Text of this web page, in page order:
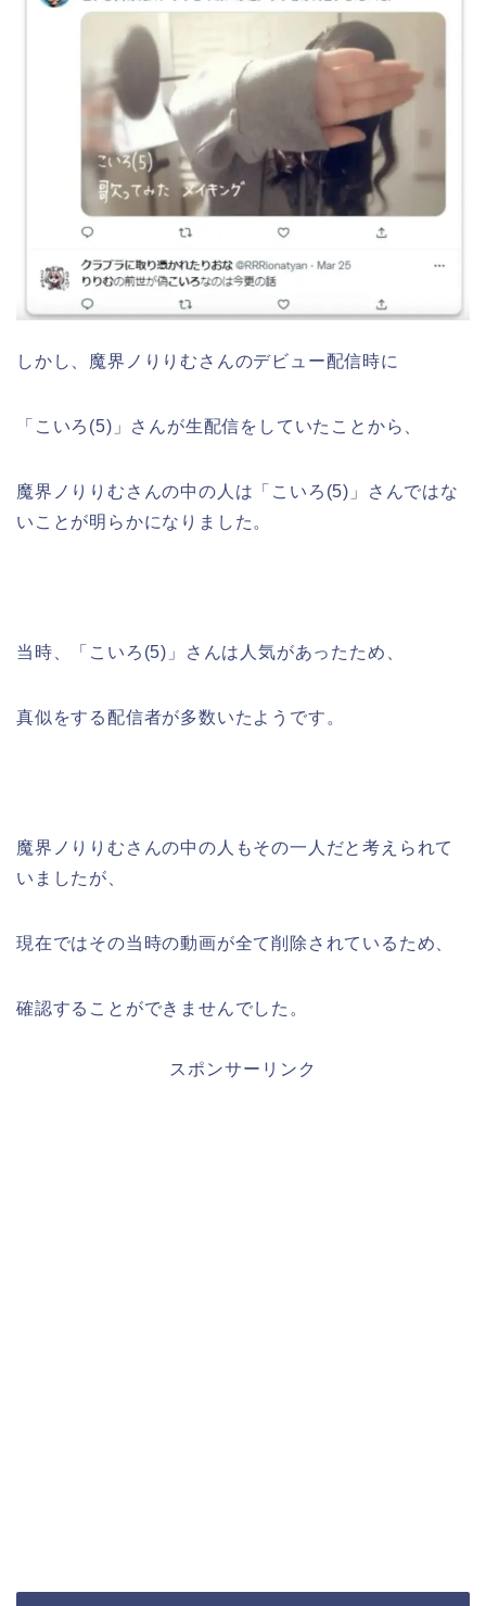
しかし、魔界ノりりむさんのデビュー配信時に
「こいろ(5)」さんが生配信をしていたことから、
魔界ノりりむさんの中の人は「こいろ(5)」さんではな
いことが明らかになりました。
当時、「こいろ(5)」さんは人気があったため、
真似をする配信者が多数いたようです。
魔界ノりりむさんの中の人もその一人だと考えられて
いましたが、
現在ではその当時の動画が全て削除されているため、
確認することができませんでした。
スポンサーリンク